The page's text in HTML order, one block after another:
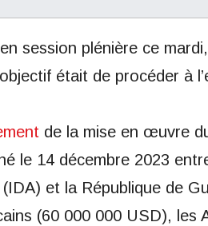
session plénière ce
était de procéder à
de la mise en œuvre
le 14 décembre 2023
et la République de
(60 000 000 USD), les